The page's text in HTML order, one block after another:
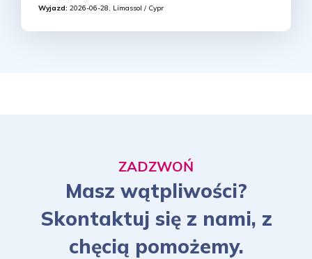
Wyjazd: 2026-06-28, Limassol / Cypr
ZADZWOŃ
Masz wątpliwości?
Skontaktuj się z nami, z
chęcią pomożemy.